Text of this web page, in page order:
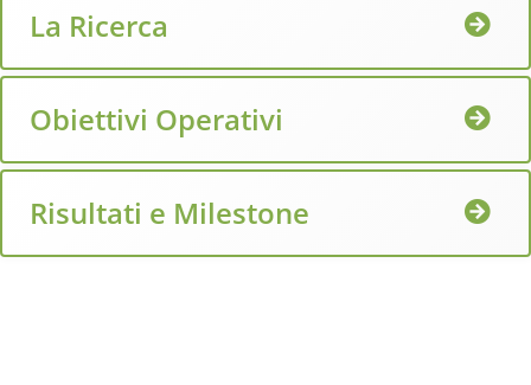
La Ricerca
Obiettivi Operativi
Risultati e Milestone